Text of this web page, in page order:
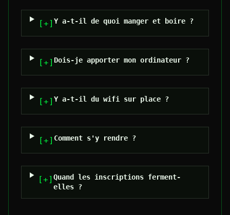
[+] Y a-t-il de quoi manger et boire ?
[+] Dois-je apporter mon ordinateur ?
[+] Y a-t-il du wifi sur place ?
[+] Comment s'y rendre ?
[+]Quand les inscriptions ferment-
elles ?